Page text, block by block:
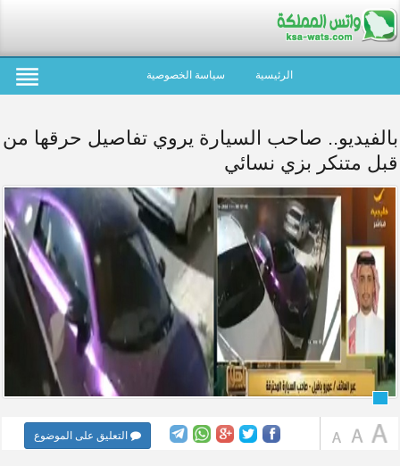
الرئيسية سياسة الخصوصية
بالفيديو.. صاحب السيارة يروي تفاصيل حرقها من
قبل متنكر بزي نسائي
التعليق على الموضوع